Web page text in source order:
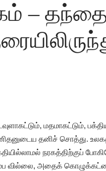
–
மதமாகட்டும்,
தனிச் சொத்து.
நரகத்திற்குப்
வில்லை, அதைக்